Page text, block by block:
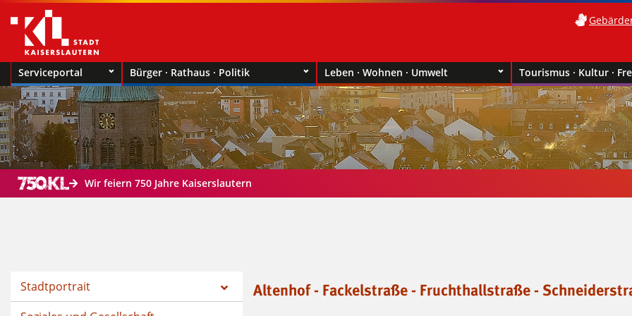
Serviceportal Bürger · Rathaus · Politik Leben · Wohnen · Umwelt Tourismus · Kultur ·
Wir feiern 750 Jahre Kaiserslautern
Stadtportrait
Altenhof - Fackelstraße - Fruchthallstraße -